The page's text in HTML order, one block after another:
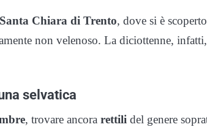
Santa Chiara di Trento, dove si è
non velenoso. La diciottenne, infatti,
selvatica
, trovare ancora rettili del genere